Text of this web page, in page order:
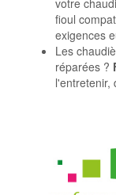
votre
fioul
exigences
Les
réparées ?
l'entretenir,